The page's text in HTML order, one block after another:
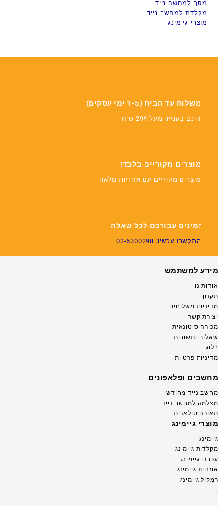
מסך למחשב נייד
מקלדת למחשב נייד
מוצרי גיימינג
משלוח עד הבית (1-5 ימי עסקים)
חינם בקנייה מעל 299 ש"ח
מוצרים מקוריים בלבד!
מוצרים מקוריים עם אחריות מלאה
זמינים עבורכם לכל שאלה
התקשרו עכשיו: 02-5300298
מידע למשתמש
אודותינו
תקנון
מדיניות משלוחים
יצירת קשר
מכירה סיטונאית
שאלות ותשובות
בלוג
מדיניות פרטיות
מחשבים ופלאפונים
מחשב נייד מחודש
מצלמה למחשב נייד
תאורה סולארית
מוצרי גיימינג
גיימינג
מקלדות גיימינג
עכברי גיימינג
אוזניות גיימינג
רמקול גיימינג
.
.